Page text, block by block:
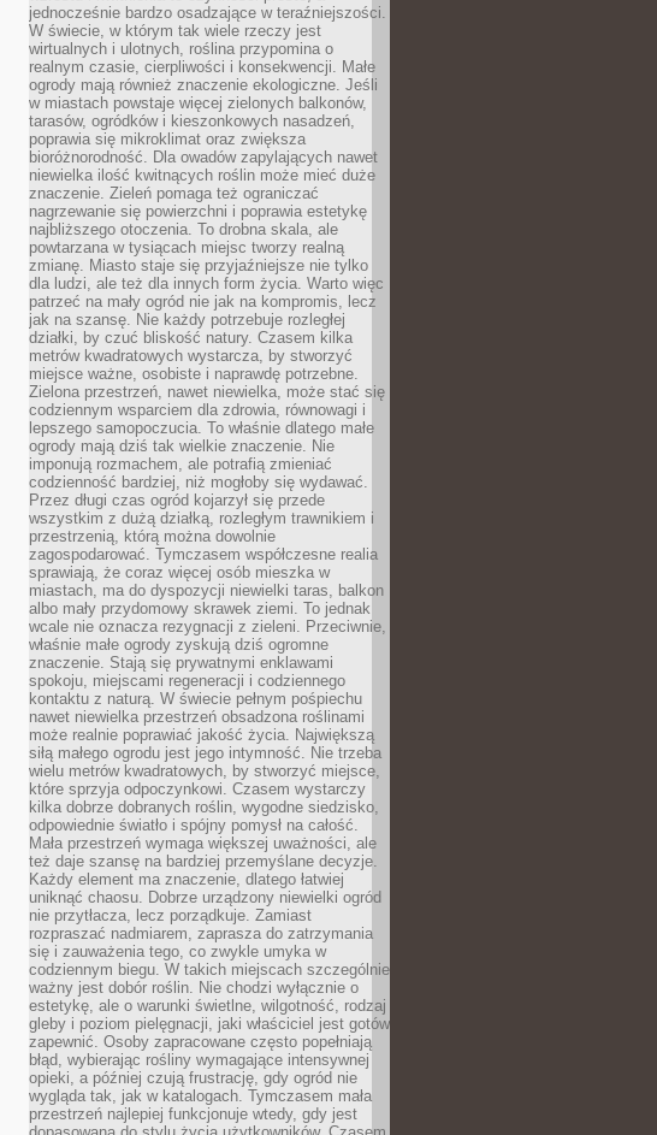
jednocześnie bardzo osadzające w teraźniejszości.
W świecie, w którym tak wiele rzeczy jest
wirtualnych i ulotnych, roślina przypomina o
realnym czasie, cierpliwości i konsekwencji. Małe
ogrody mają również znaczenie ekologiczne. Jeśli
w miastach powstaje więcej zielonych balkonów,
tarasów, ogródków i kieszonkowych nasadzeń,
poprawia się mikroklimat oraz zwiększa
bioróżnorodność. Dla owadów zapylających nawet
niewielka ilość kwitnących roślin może mieć duże
znaczenie. Zieleń pomaga też ograniczać
nagrzewanie się powierzchni i poprawia estetykę
najbliższego otoczenia. To drobna skala, ale
powtarzana w tysiącach miejsc tworzy realną
zmianę. Miasto staje się przyjaźniejsze nie tylko
dla ludzi, ale też dla innych form życia. Warto więc
patrzeć na mały ogród nie jak na kompromis, lecz
jak na szansę. Nie każdy potrzebuje rozległej
działki, by czuć bliskość natury. Czasem kilka
metrów kwadratowych wystarcza, by stworzyć
miejsce ważne, osobiste i naprawdę potrzebne.
Zielona przestrzeń, nawet niewielka, może stać się
codziennym wsparciem dla zdrowia, równowagi i
lepszego samopoczucia. To właśnie dlatego małe
ogrody mają dziś tak wielkie znaczenie. Nie
imponują rozmachem, ale potrafią zmieniać
codzienność bardziej, niż mogłoby się wydawać.
Przez długi czas ogród kojarzył się przede
wszystkim z dużą działką, rozległym trawnikiem i
przestrzenią, którą można dowolnie
zagospodarować. Tymczasem współczesne realia
sprawiają, że coraz więcej osób mieszka w
miastach, ma do dyspozycji niewielki taras, balkon
albo mały przydomowy skrawek ziemi. To jednak
wcale nie oznacza rezygnacji z zieleni. Przeciwnie,
właśnie małe ogrody zyskują dziś ogromne
znaczenie. Stają się prywatnymi enklawami
spokoju, miejscami regeneracji i codziennego
kontaktu z naturą. W świecie pełnym pośpiechu
nawet niewielka przestrzeń obsadzona roślinami
może realnie poprawiać jakość życia. Największą
siłą małego ogrodu jest jego intymność. Nie trzeba
wielu metrów kwadratowych, by stworzyć miejsce,
które sprzyja odpoczynkowi. Czasem wystarczy
kilka dobrze dobranych roślin, wygodne siedzisko,
odpowiednie światło i spójny pomysł na całość.
Mała przestrzeń wymaga większej uważności, ale
też daje szansę na bardziej przemyślane decyzje.
Każdy element ma znaczenie, dlatego łatwiej
uniknąć chaosu. Dobrze urządzony niewielki ogród
nie przytłacza, lecz porządkuje. Zamiast
rozpraszać nadmiarem, zaprasza do zatrzymania
się i zauważenia tego, co zwykle umyka w
codziennym biegu. W takich miejscach szczególnie
ważny jest dobór roślin. Nie chodzi wyłącznie o
estetykę, ale o warunki świetlne, wilgotność, rodzaj
gleby i poziom pielęgnacji, jaki właściciel jest gotów
zapewnić. Osoby zapracowane często popełniają
błąd, wybierając rośliny wymagające intensywnej
opieki, a później czują frustrację, gdy ogród nie
wygląda tak, jak w katalogach. Tymczasem mała
przestrzeń najlepiej funkcjonuje wtedy, gdy jest